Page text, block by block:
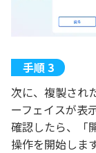
次に、複製され
ーフェイスが表
確認したら、「
操作を開始します